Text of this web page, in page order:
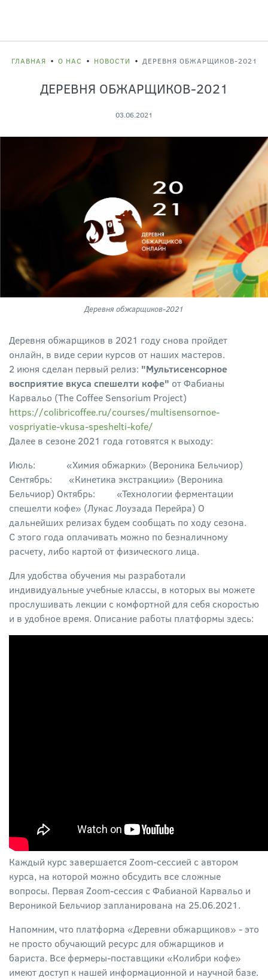
ГЛАВНАЯ О НАС НОВОСТИ ДЕРЕВНЯ ОБЖАРЩИКОВ-2021
ДЕРЕВНЯ ОБЖАРЩИКОВ-2021
03.06.2021
Деревня обжарщиков-2021
Деревня обжарщиков в 2021 году снова пройдет
онлайн, в виде серии курсов от наших мастеров.
2 июня сделан первый релиз: "Мультисенсорное
восприятие вкуса спешелти кофе" от Фабианы
Карвальо (The Coffee Sensorium Project)
https://colibricoffee.ru/courses/multisensornoe-
vospriyatie-vkusa-speshelti-kofe/
Далее в сезоне 2021 года готовятся к выходу:
Июль: «Химия обжарки» (Вероника Бельчиор)
Сентябрь: «Кинетика экстракции» (Вероника
Бельчиор) Октябрь: «Технологии ферментации
спешелти кофе» (Лукас Лоузада Перейра) О
дальнейших релизах будем сообщать по ходу сезона.
С этого года оплачивать можно по безналичному
расчету, либо картой от физического лица.
Для удобства обучения мы разработали
индивидуальные учебные классы, в которых вы можете
прослушивать лекции с комфортной для себя скоростью
и в удобное время. Описание работы платформы здесь:
Каждый курс завершается Zoom-сессией с автором
курса, на которой можно обсудить все сложные
вопросы. Первая Zoom-сессия с Фабианой Карвальо и
Вероникой Бельчиор запланирована на 25.06.2021.
Напомним, что платформа «Деревни обжарщиков» - это
не просто обучающий ресурс для обжарщиков и
бариста. Все фермеры-поставщики «Колибри кофе»
имеют доступ к нашей информационной и научной базе.